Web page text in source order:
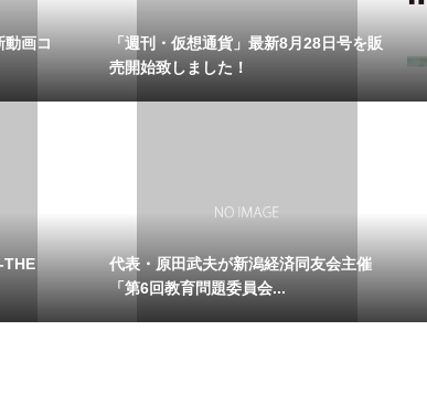
動画コ
「週刊・仮想通貨」最新8月28日号を販
売開始致しました！
THE
代表・原田武夫が新潟経済同友会主催
「第6回教育問題委員会...